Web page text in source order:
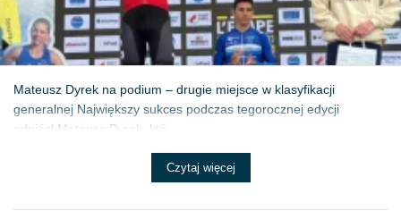
Mateusz Dyrek na podium – drugie miejsce w klasyfikacji
generalnej Największy sukces podczas tegorocznej edycji
odniósł Mateusz Dyrek, któ...
Czytaj więcej